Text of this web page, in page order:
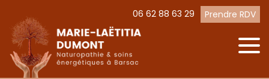
06 62 88 63 29 Prendre RDV